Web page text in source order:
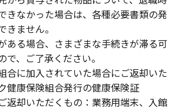
きなかった場合は、各種必要書類の発
きません。
ある場合、さまざまな手続きが滞る可
で、ご了承ください。
合に加入されていた場合にご返却いた
健康保険組合発行の健康保険証
返却いただくもの：業務用端末、入館